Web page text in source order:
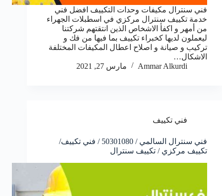
فني سنترال مكيفات وحدات التكييف افضل فني
خدمة تكييف سنترال مركزي في اسطبلات الجهراء
من أمهر و اكفأ الاشخاص الذين انتقتهم شركتنا
ليعملون لديها كخبراء تكييف بما فيها من فك و
تركيب و صيانة و اصلاح اعطال المكيفات المختلفة
الاشكال…
Ammar Alkurdi
مارس 27, 2021
فني تكييف
فني سنترال السالمي / 50301080 / فني تكييف/
تكييف مركزي / تكييف سنترال